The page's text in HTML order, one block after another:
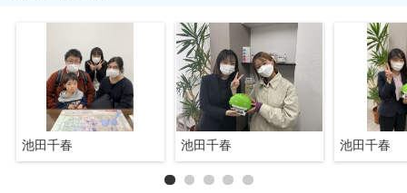
池田千春 池田千春 池田千春